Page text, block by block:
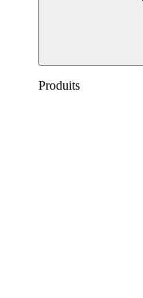
Produits